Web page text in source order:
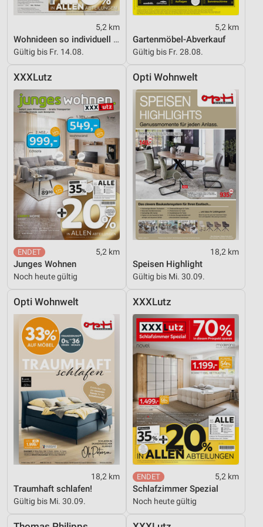
5,2 km
Wohnideen so individuell wie du!
Gültig bis Fr. 14.08.
5,2 km
Gartenmöbel-Abverkauf
Gültig bis Fr. 28.08.
XXXLutz
5,2 km
Junges Wohnen
Noch heute gültig
Opti Wohnwelt
18,2 km
Speisen Highlight
Gültig bis Mi. 30.09.
Opti Wohnwelt
18,2 km
Traumhaft schlafen!
Gültig bis Mi. 30.09.
XXXLutz
5,2 km
Schlafzimmer Spezial
Noch heute gültig
Messung der Werbeleistung
Messung der Performance von Inhalten
Kombinationen von Daten aus verschiedenen
Quellen
Entwicklung und Verbesserung der Angebote
Verwendung reduzierter Daten zur Auswahl von
Inhalten
IAB-Besonderheiten:
Verwendung genauer Standortdaten
Geräte anhand von aktiv angeforderten
Informationen identifizieren
Nicht-IAB-Verarbeitungszwecke:
Notwendig
Performance
Funktional
Werbung